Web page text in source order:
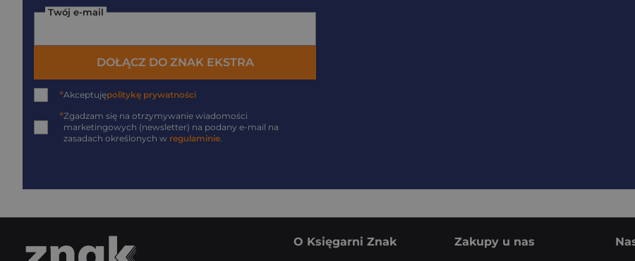
Twój e-mail
DOŁĄCZ DO ZNAK EKSTRA
*Akceptujępolitykę prywatności
*Zgadzam się na otrzymywanie wiadomości
marketingowych (newsletter) na podany e-mail na
zasadach określonych w regulaminie
O Księgarni Znak Zakupy u nas